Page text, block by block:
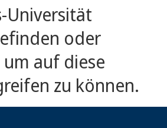
Universität
oder
auf diese
zu können.